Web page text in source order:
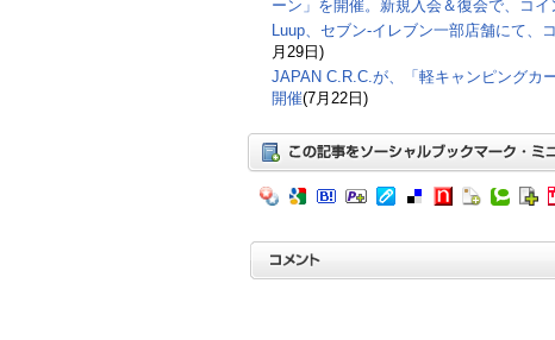
ーン」を開催。新規入会＆復会で、コイ
Luup、セブン‐イレブン一部店舗にて、
月29日)
JAPAN C.R.C.が、「軽キャンピングカ
開催(7月22日)